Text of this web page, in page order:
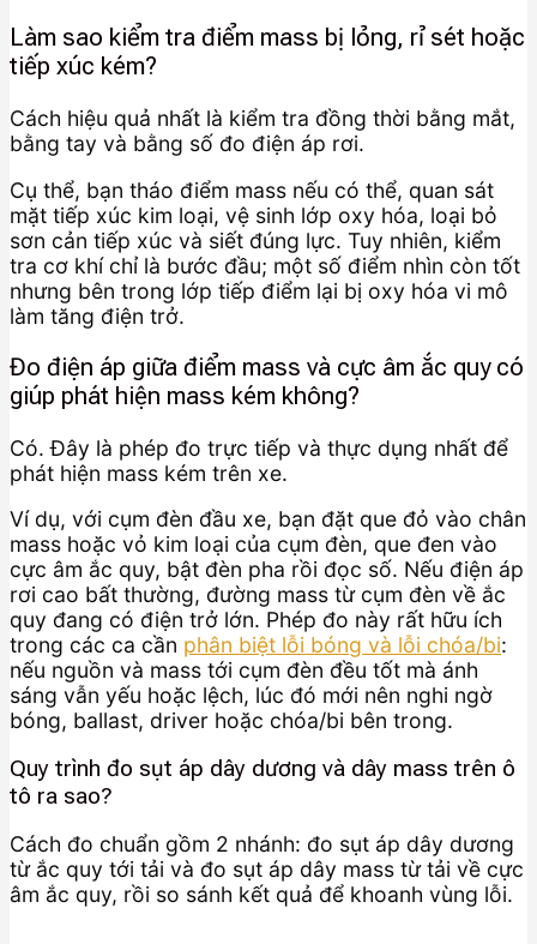
Làm sao kiểm tra điểm mass bị lỏng, rỉ sét hoặc
tiếp xúc kém?
Cách hiệu quả nhất là kiểm tra đồng thời bằng mắt,
bằng tay và bằng số đo điện áp rơi.
Cụ thể, bạn tháo điểm mass nếu có thể, quan sát
mặt tiếp xúc kim loại, vệ sinh lớp oxy hóa, loại bỏ
sơn cản tiếp xúc và siết đúng lực. Tuy nhiên, kiểm
tra cơ khí chỉ là bước đầu; một số điểm nhìn còn tốt
nhưng bên trong lớp tiếp điểm lại bị oxy hóa vi mô
làm tăng điện trở.
Đo điện áp giữa điểm mass và cực âm ắc quy có
giúp phát hiện mass kém không?
Có. Đây là phép đo trực tiếp và thực dụng nhất để
phát hiện mass kém trên xe.
Ví dụ, với cụm đèn đầu xe, bạn đặt que đỏ vào chân
mass hoặc vỏ kim loại của cụm đèn, que đen vào
cực âm ắc quy, bật đèn pha rồi đọc số. Nếu điện áp
rơi cao bất thường, đường mass từ cụm đèn về ắc
quy đang có điện trở lớn. Phép đo này rất hữu ích
trong các ca cần phân biệt lỗi bóng và lỗi chóa/bi:
nếu nguồn và mass tới cụm đèn đều tốt mà ánh
sáng vẫn yếu hoặc lệch, lúc đó mới nên nghi ngờ
bóng, ballast, driver hoặc chóa/bi bên trong.
Quy trình đo sụt áp dây dương và dây mass trên ô
tô ra sao?
Cách đo chuẩn gồm 2 nhánh: đo sụt áp dây dương
từ ắc quy tới tải và đo sụt áp dây mass từ tải về cực
âm ắc quy, rồi so sánh kết quả để khoanh vùng lỗi.